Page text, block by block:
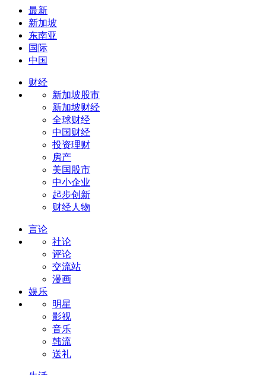
最新
新加坡
东南亚
国际
中国
财经
新加坡股市
新加坡财经
全球财经
中国财经
投资理财
房产
美国股市
中小企业
起步创新
财经人物
言论
社论
评论
交流站
漫画
娱乐
明星
影视
音乐
韩流
送礼